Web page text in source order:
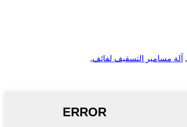
, آلة مسامير التسقيف لفائف,